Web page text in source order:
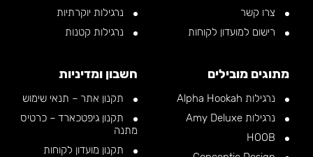
צרו קשר
רישום למועדון לקוחות
נרגילות יוקרתיות
נרגילות קטנות
מתוגים מובילים
נרגילות Alpha Hookah
נרגילות Amy Deluxe
חשבון ומדיניות
תקנון אתר – תנאי שימוש
תקנון גיפטכארד – כרטיס
מתנה
תקנון מועדון לקוחות